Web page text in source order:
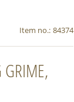
Item no.: 84374